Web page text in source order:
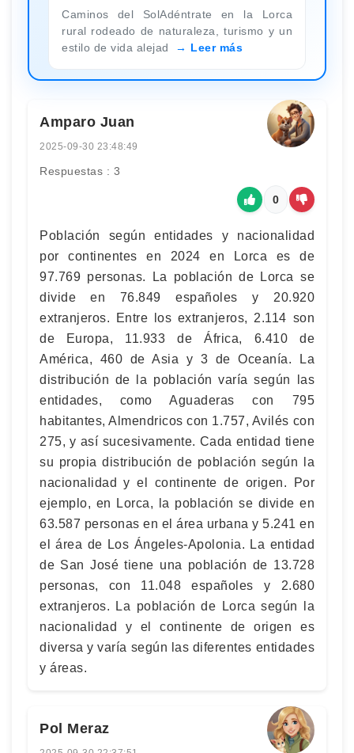
Caminos del SolAdéntrate en la Lorca
rural rodeado de naturaleza, turismo y un
estilo de vida alejad
Leer más
Amparo Juan
2025-09-30 23:48:49
Respuestas : 3
0
Población según entidades y nacionalidad
por continentes en 2024 en Lorca es de
97.769 personas. La población de Lorca se
divide en 76.849 españoles y 20.920
extranjeros. Entre los extranjeros, 2.114 son
de Europa, 11.933 de África, 6.410 de
América, 460 de Asia y 3 de Oceanía. La
distribución de la población varía según las
entidades, como Aguaderas con 795
habitantes, Almendricos con 1.757, Avilés con
275, y así sucesivamente. Cada entidad tiene
su propia distribución de población según la
nacionalidad y el continente de origen. Por
ejemplo, en Lorca, la población se divide en
63.587 personas en el área urbana y 5.241 en
el área de Los Ángeles-Apolonia. La entidad
de San José tiene una población de 13.728
personas, con 11.048 españoles y 2.680
extranjeros. La población de Lorca según la
nacionalidad y el continente de origen es
diversa y varía según las diferentes entidades
y áreas.
Pol Meraz